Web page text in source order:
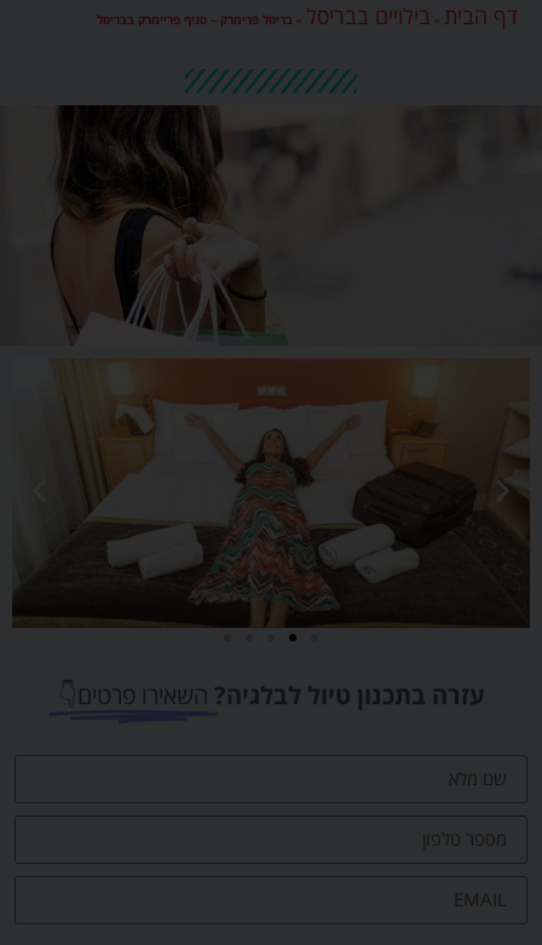
דף הבית » בילויים בבריסל » בריסל פרימרק – סניף פריימרק בבריסל
עזרה בתכנון טיול לבלגיה? השאירו פרטים👇